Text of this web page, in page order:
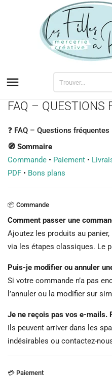

FAQ – QUESTIONS
❓ FAQ – Questions fréquentes
🧭 Sommaire
Commande • Paiement •
PDF • Bons plans
📦 Commande
Comment passer une
Ajoutez les produits au
via les étapes classiques. Le
Puis-je modifier ou annuler
Si votre commande n’a pas
l’annuler ou la modifier sur
Je ne reçois pas vos e-mails.
Ils peuvent arriver dans les
indésirables ou contactez-
💳 Paiement